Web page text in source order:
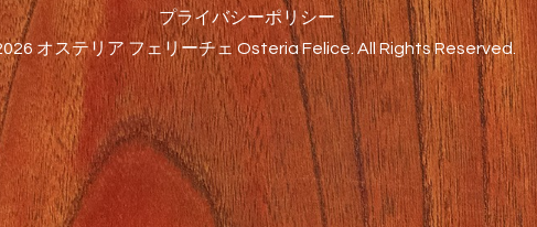
プライバシーポリシー
オステリア フェリーチェ Osteria Felice. All Rights Reserved.